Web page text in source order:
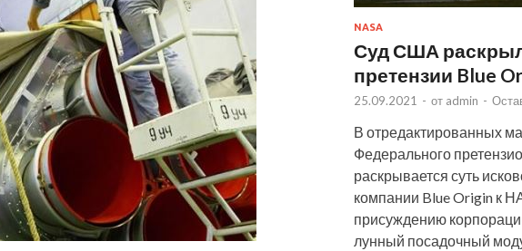
NASA
Суд США
претензии Blue
25.09.2021 - от admin -
В отредактированных
Федерального
раскрывается суть
компании Blue Origin к
присуждению
лунный посадочный